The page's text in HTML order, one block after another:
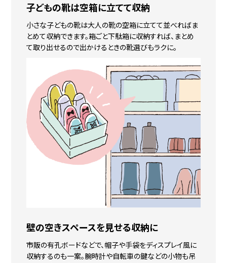
子どもの靴は空箱に立てて収納
小さな子どもの靴は大人の靴の空箱に立てて並べればま
とめて収納できます。箱ごと下駄箱に収納すれば、まとめ
て取り出せるので出かけるときの靴選びもラクに。
壁の空きスペースを見せる収納に
市販の有孔ボードなどで、帽子や手袋をディスプレイ風に
収納するのも一案。腕時計や自転車の鍵などの小物も吊